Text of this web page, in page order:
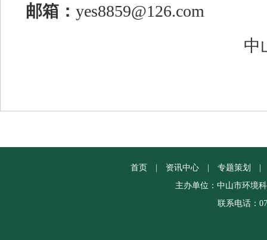
邮箱：yes8859@126.com
中
首页 资讯中心 专题策划
主办单位：中山市环境
联系电话：